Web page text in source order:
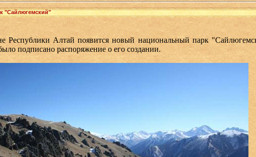
"Сайлюгемский"
Республики Алтай появится новый национальный парк
подписано распоряжение о его создании.